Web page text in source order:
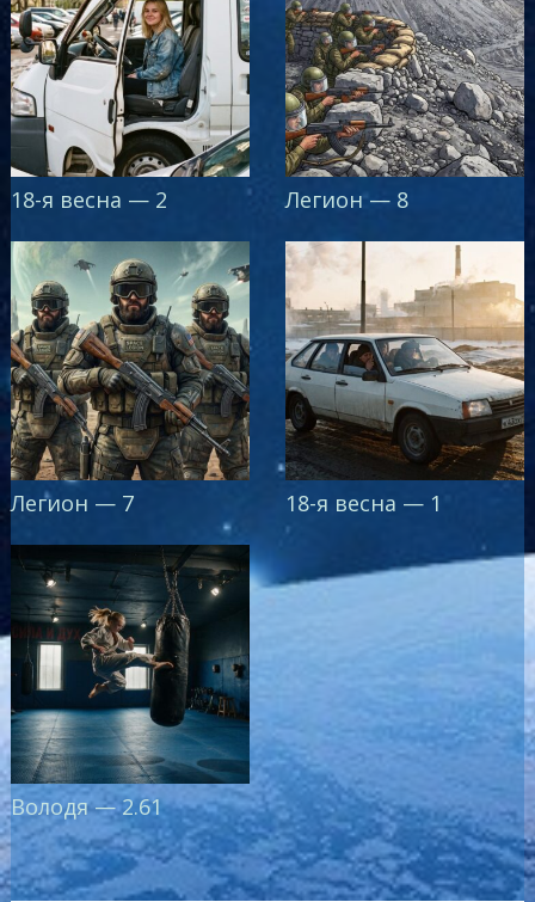
18-я весна — 2 Легион — 8
Легион — 7 18-я весна — 1
Володя — 2.61